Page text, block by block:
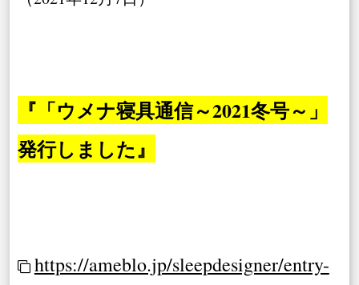
『「ウメナ寝具通信～2021冬号～」
発行しました』
https://ameblo.jp/sleepdesigner/entry-